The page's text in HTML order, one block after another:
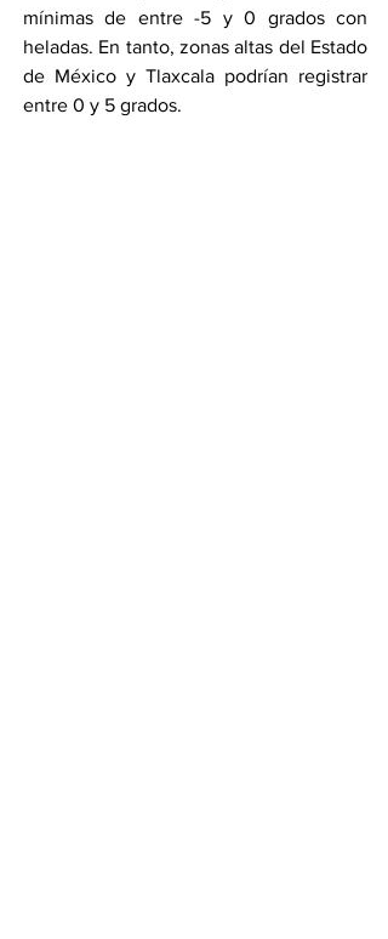
mínimas de entre -5 y 0 grados con
heladas. En tanto, zonas altas del Estado
de México y Tlaxcala podrían registrar
entre 0 y 5 grados.